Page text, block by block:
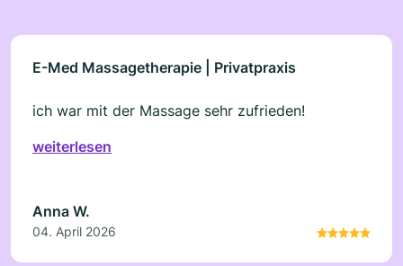
E-Med Massagetherapie | Privatpraxis
ich war mit der Massage sehr zufrieden!
weiterlesen
Anna W.
04. April 2026